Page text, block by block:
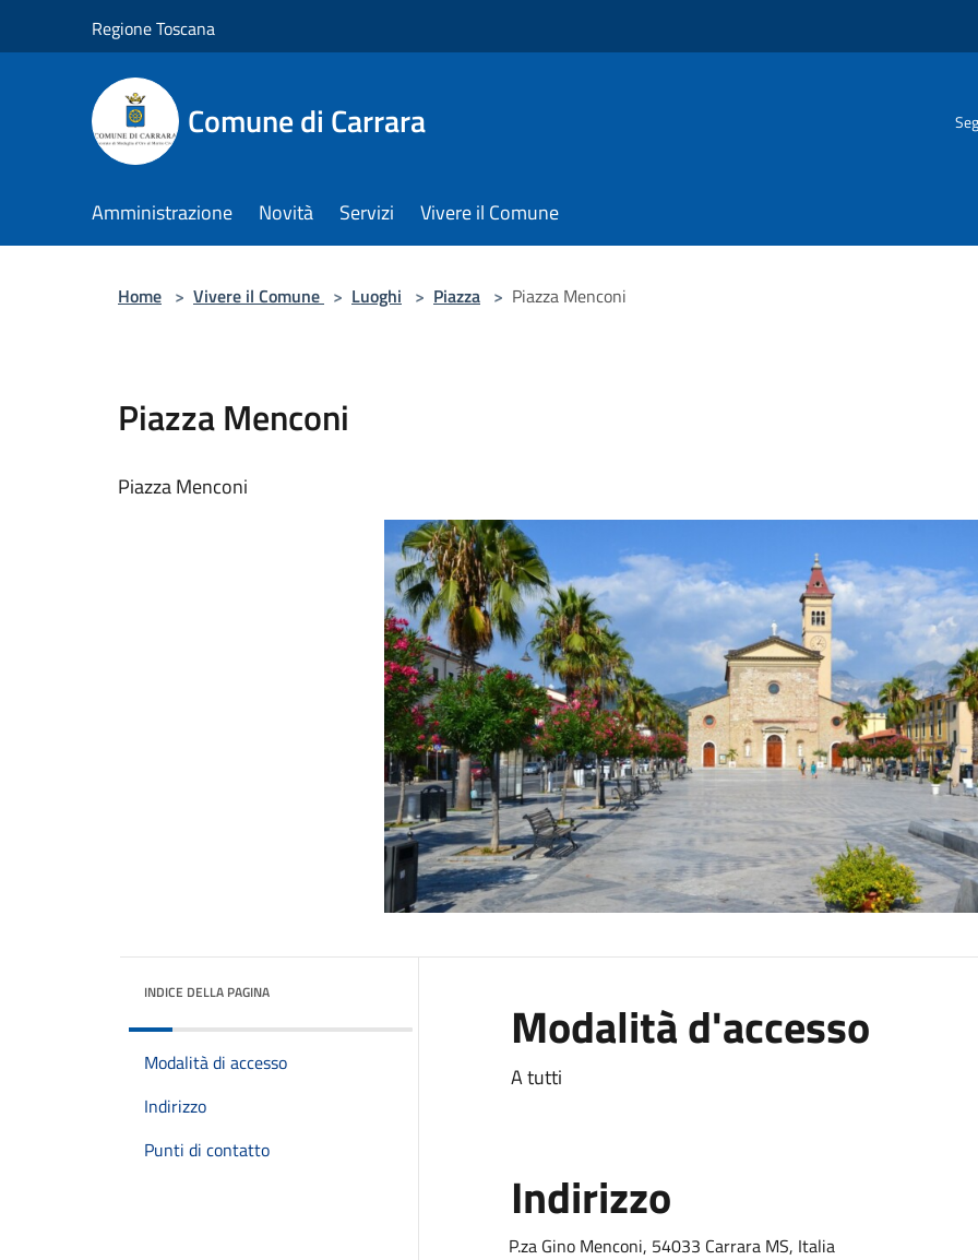
Regione Toscana
Comune di Carrara
Amministrazione Novità Servizi Vivere il Comune
Home > Vivere il Comune > Luoghi > Piazza > Piazza Menconi
Piazza Menconi
Piazza Menconi
INDICE DELLA PAGINA
Modalità di accesso
Indirizzo
Punti di contatto
Modalità d'accesso
A tutti
Indirizzo
P.za Gino Menconi, 54033 Carrara MS, Italia